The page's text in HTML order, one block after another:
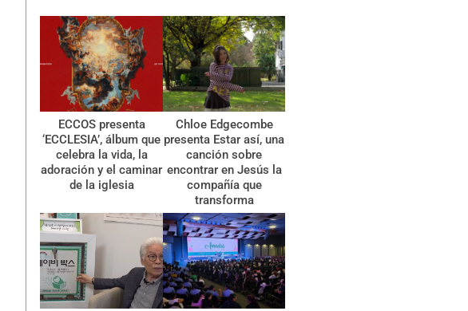
ECCOS presenta
‘ECCLESIA’, álbum que
celebra la vida, la
adoración y el caminar
de la iglesia
Chloe Edgecombe
presenta Estar así, una
canción sobre
encontrar en Jesús la
compañía que
transforma